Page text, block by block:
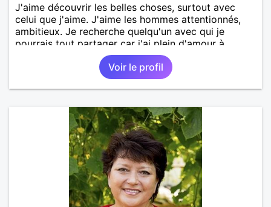
J'aime découvrir les belles choses, surtout avec
celui que j'aime. J'aime les hommes attentionnés,
ambitieux. Je recherche quelqu'un avec qui je
pourrais tout partager car j'ai plein d'amour à
Voir le profil